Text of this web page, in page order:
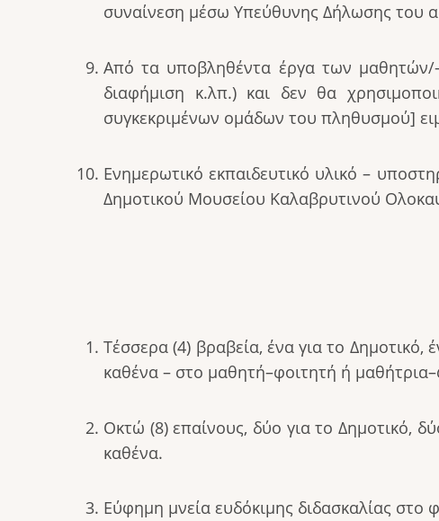
συναίνεση μέσω Υπεύθυνης Δήλωσης του
Από τα υποβληθέντα έργα των
διαφήμιση κ.λπ.) και δεν θα
συγκεκριμένων ομάδων του πληθυσμού]
Ενημερωτικό εκπαιδευτικό υλικό –
Δημοτικού Μουσείου Καλαβρυτινού
Τέσσερα (4) βραβεία, ένα για το Δημοτικό,
καθένα – στο μαθητή–φοιτητή ή
Οκτώ (8) επαίνους, δύο για το Δημοτικό,
καθένα.
Εύφημη μνεία ευδόκιμης διδασκαλίας στο